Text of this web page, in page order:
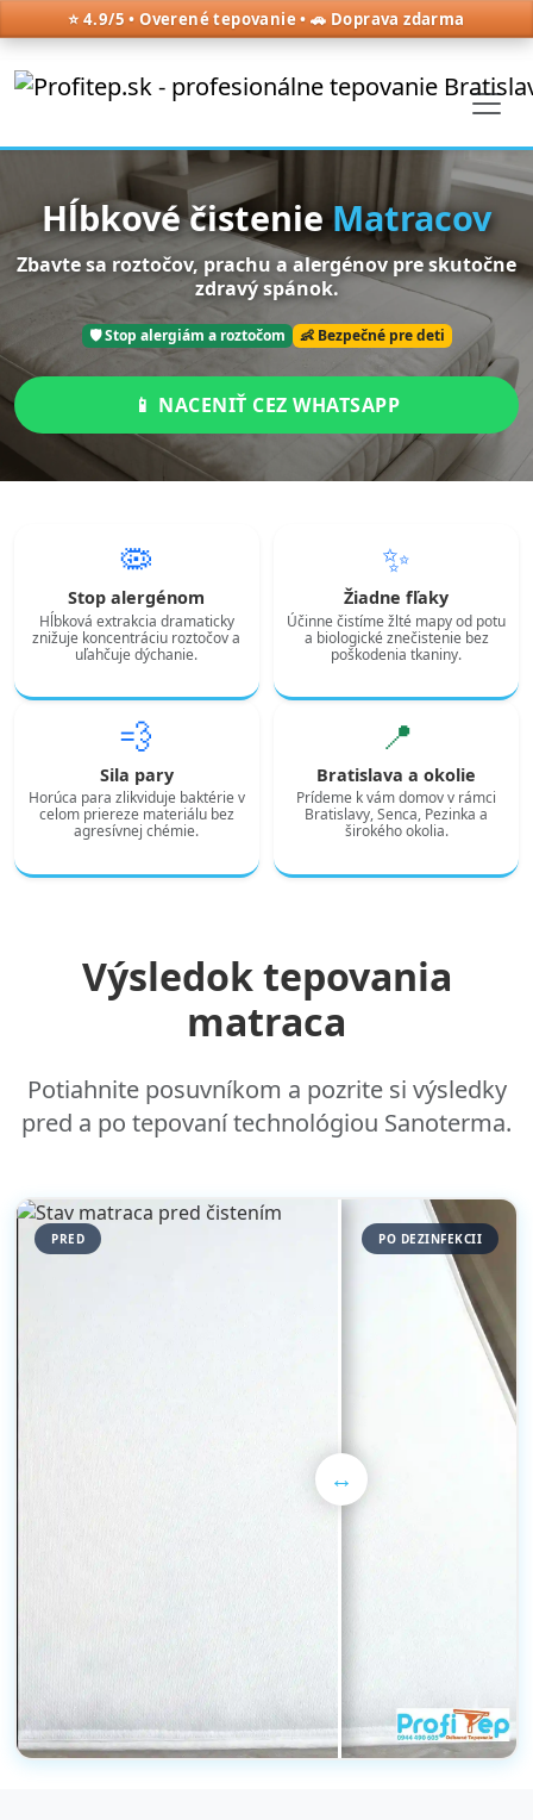
⭐ 4.9/5 • Overené tepovanie • 🚗 Doprava zdarma
Hĺbkové čistenieMatracov
Zbavte sa roztočov, prachu a alergénov pre skutočne
zdravý spánok.
🛡️ Stop alergiám a roztočom 👶 Bezpečné pre deti
📱 NACENIŤ CEZ WHATSAPP
🦠
Stop alergénom
Hĺbková extrakcia dramaticky
znižuje koncentráciu roztočov a
uľahčuje dýchanie.
✨
Žiadne fľaky
Účinne čistíme žlté mapy od potu
a biologické znečistenie bez
poškodenia tkaniny.
💨
Sila pary
Horúca para zlikviduje baktérie v
celom priereze materiálu bez
agresívnej chémie.
📍
Bratislava a okolie
Prídeme k vám domov v rámci
Bratislavy, Senca, Pezinka a
širokého okolia.
Výsledok tepovania
matraca
Potiahnite posuvníkom a pozrite si výsledky
pred a po tepovanítechnológiou Sanoterma.
PO DEZINFEKCII
PRED
↔